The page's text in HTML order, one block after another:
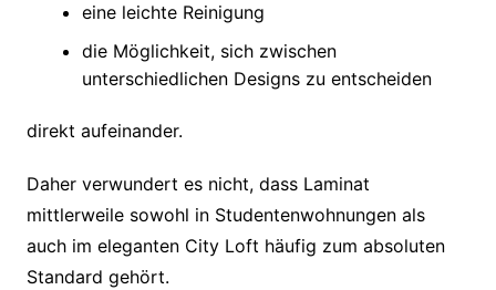
eine leichte Reinigung
die Möglichkeit, sich zwischen
unterschiedlichen Designs zu entscheiden
direkt aufeinander.
Daher verwundert es nicht, dass Laminat
mittlerweile sowohl in Studentenwohnungen als
auch im eleganten City Loft häufig zum absoluten
Standard gehört.